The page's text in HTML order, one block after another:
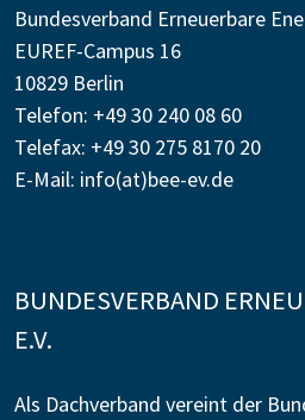
Bundesverband Erneuerbare
EUREF-Campus 16
10829 Berlin
Telefon: +49 30 240 08 60
Telefax: +49 30 275 8170 20
E-Mail: info(at)bee-ev.de
BUNDESVERBAND
E.V.
Als Dachverband vereint der